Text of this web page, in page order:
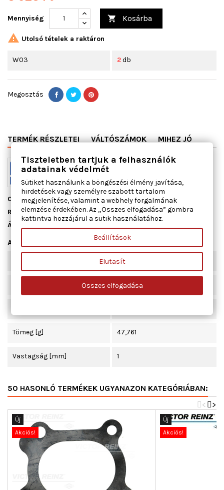
Mennyiség  Kosárba
 Utolsó tételek a raktáron
W03 2db
Megosztás
TERMÉK RÉSZLETEI VÁLTÓSZÁMOK MIHEZ JÓ
Cikkszám13070700
Raktáron2 db
Állapot
Adatlap
65
kipufogó könyök
Tömeg [g] 47,761
Vastagság [mm] 1
50 HASONLÓ TERMÉKEK UGYANAZON KATEGÓRIÁBAN:
>
<
Új
Akciós!
Új
Akciós!
Tiszteletben tartjuk a felhasználók
adatainak védelmét
Sütiket használunk a böngészési élmény javítása,
hirdetések vagy személyre szabott tartalom
megjelenítése, valamint a webhely forgalmának
elemzése érdekében. Az „Összes elfogadása” gombra
kattintva hozzájárul a sütik használatához.
Beállítások
Elutasít
Összes elfogadása